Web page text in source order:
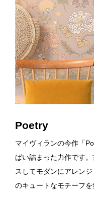
Poetry
マイヴィランの今作「
ぱい詰まった力作です
スしてモダンにアレン
のキュートなモチーフを